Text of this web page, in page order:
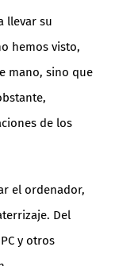
llevar su
hemos visto,
mano, sino que
de los
el ordenador,
Del
y otros